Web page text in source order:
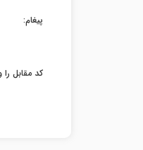
پیغام:
کد مقابل را